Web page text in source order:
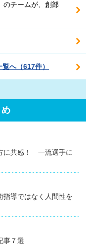
のチームが、創部
へ（617件）
に共感！ 一流選手に
指導ではなく人間性を
事７選